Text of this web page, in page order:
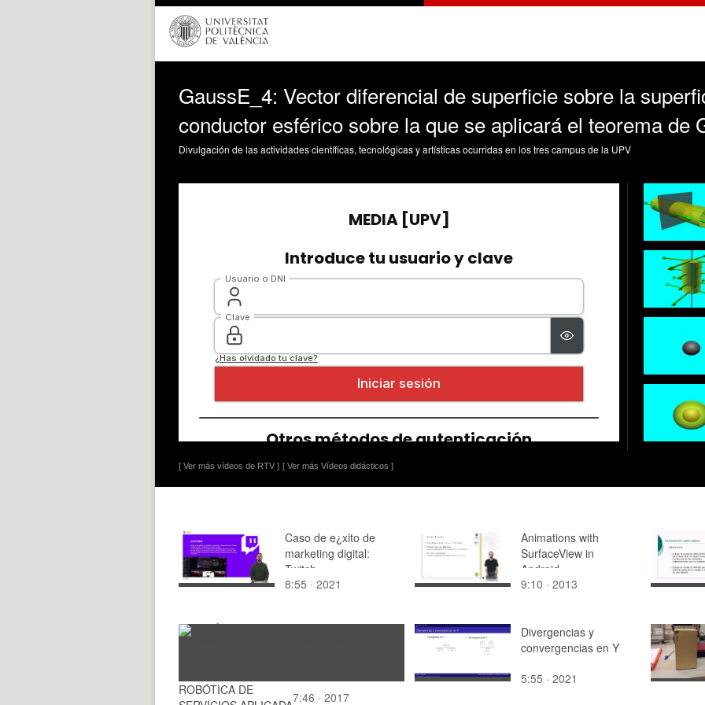
GaussE_4: Vector diferencial de superficie sobre la
conductor esférico sobre la que se aplicará el teorema de
Divulgación de las actividades científicas, tecnológicas y artísticas ocurridas en los tres campus de la UPV
[ Ver más vídeos de RTV ] [ Ver más Vídeos didácticos ]
Caso de e¿xito de
marketing digital:
Twitch
8:55 · 2021
Animations with
SurfaceView in
Android
9:10 · 2013
ROBÓTICA DE
7:46 · 2017
Divergencias y
convergencias en Y
5:55 · 2021